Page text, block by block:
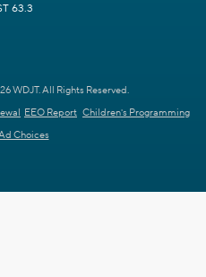
63.3
WDJT. All Rights Reserved.
EEO Report Children's Programming
Choices